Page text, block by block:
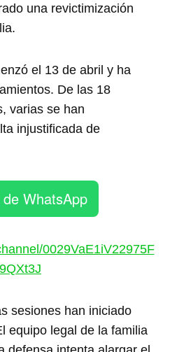
una revictimización
el 13 de abril y ha
De las 18
varias se han
injustificada de
WhatsApp
0029VaE1iV22975F
sesiones han iniciado
equipo legal de la familia